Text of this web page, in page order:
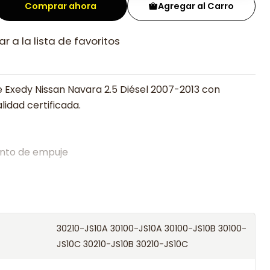
Agregar al Carro
Comprar ahora
a la lista de favoritos
Nissan Navara 2.5 Diésel 2007-2013 con
certificada.
de empuje
en embragues desde 2019, ofreciendo precios
30210-JS10A 30100-JS10A 30100-JS10B 30100-
JS10C 30210-JS10B 30210-JS10C